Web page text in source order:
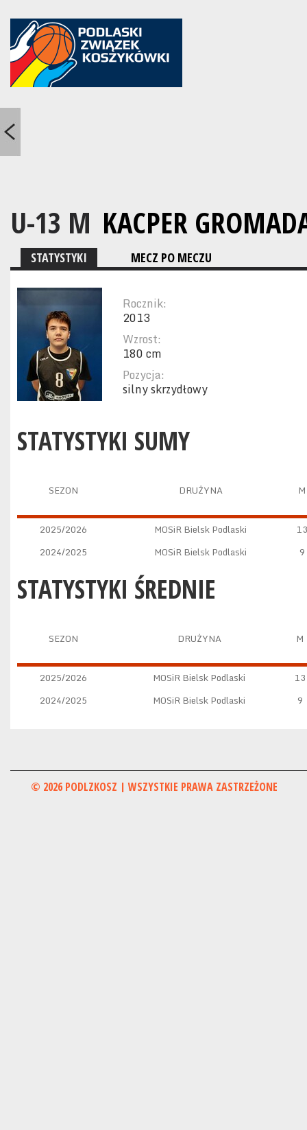
U-13 M KACPER
STATYSTYKI MECZ PO MECZU
Rocznik:
2013
Wzrost:
180 cm
Pozycja:
silny skrzydłowy
STATYSTYKI SUMY
SEZON DRUŻYNA M
2025/2026 MOSiR Bielsk Podlaski
13
2024/2025
MOSiR Bielsk Podlaski 9
STATYSTYKI ŚREDNIE
SEZON DRUŻYNA M
2025/2026 MOSiR Bielsk Podlaski
13
2024/2025
MOSiR Bielsk Podlaski 9
© 2026 PODLZKOSZ | WSZYSTKIE PRAWA ZASTRZEŻONE